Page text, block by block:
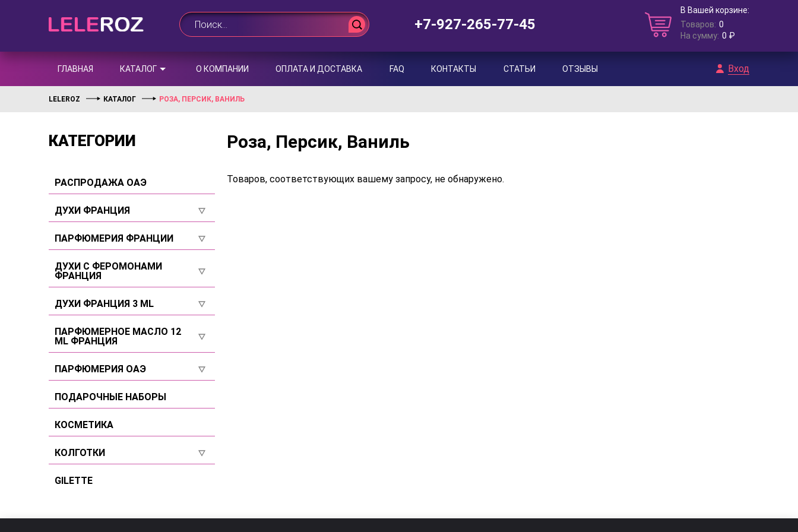
+7-927-265-77-45
В Вашей корзине:
Товаров: 0
На сумму: 0 ₽
ГЛАВНАЯ КАТАЛОГ О КОМПАНИИ ОПЛАТА И ДОСТАВКА FAQ КОНТАКТЫ СТАТЬИ ОТЗЫВЫ Вход
LELEROZ КАТАЛОГ РОЗА, ПЕРСИК, ВАНИЛЬ
КАТЕГОРИИ
РАСПРОДАЖА ОАЭ
ДУХИ ФРАНЦИЯ
Для женщин
Селективы
ПАРФЮМЕРИЯ ФРАНЦИИ
Для женщин
Для мужчин
Селективы
ДУХИ С ФЕРОМОНАМИ
ФРАНЦИЯ
Селективы
Для мужчин
ДУХИ ФРАНЦИЯ 3 ML
Для женщин
Для мужчин
Селективы
ПАРФЮМЕРНОЕ МАСЛО 12
ML ФРАНЦИЯ
Для женщин
Селективы
ПАРФЮМЕРИЯ ОАЭ
Для женщин
ПОДАРОЧНЫЕ НАБОРЫ
КОСМЕТИКА
КОЛГОТКИ
Размер 2
Размер 4
GILETTE
Роза, Персик, Ваниль
Товаров, соответствующих вашему запросу, не обнаружено.